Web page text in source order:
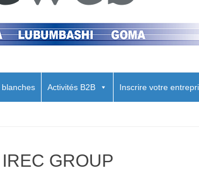
blanches Activités B2B Inscrire votre
IREC GROUP